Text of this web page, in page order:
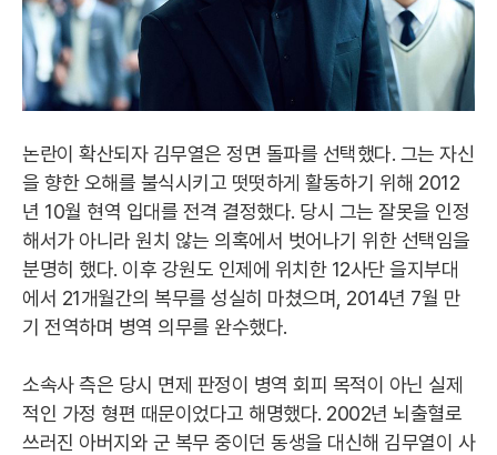
논란이 확산되자 김무열은 정면 돌파를 선택했다. 그는 자신
을 향한 오해를 불식시키고 떳떳하게 활동하기 위해 2012
년 10월 현역 입대를 전격 결정했다. 당시 그는 잘못을 인정
해서가 아니라 원치 않는 의혹에서 벗어나기 위한 선택임을
분명히 했다. 이후 강원도 인제에 위치한 12사단 을지부대
에서 21개월간의 복무를 성실히 마쳤으며, 2014년 7월 만
기 전역하며 병역 의무를 완수했다.
소속사 측은 당시 면제 판정이 병역 회피 목적이 아닌 실제
적인 가정 형편 때문이었다고 해명했다. 2002년 뇌출혈로
쓰러진 아버지와 군 복무 중이던 동생을 대신해 김무열이 사